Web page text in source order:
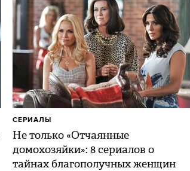
Не только «Отчаянные
домохозяйки»: 8 сериалов о
тайнах благополучных женщин
СЕРИАЛЫ